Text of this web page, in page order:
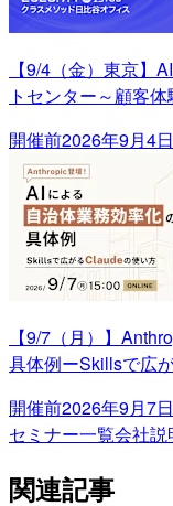
【9/4（金）東京】
トセンター～顧客
開催前2026年9月4
【9/7（月）】
具体例ーSkillsで広
開催前2026年9月7
セミナー一覧会社説
関連記事